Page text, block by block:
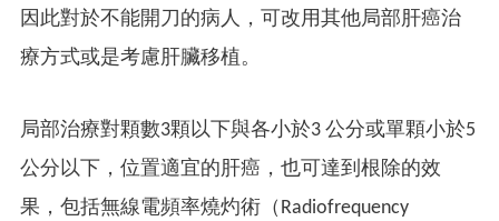
因此對於不能開刀的病人，可改用其他局部肝癌治
療方式或是考慮肝臟移植。
局部治療對顆數3顆以下與各小於3 公分或單顆小於5
公分以下，位置適宜的肝癌，也可達到根除的效
果，包括無線電頻率燒灼術（Radiofrequency